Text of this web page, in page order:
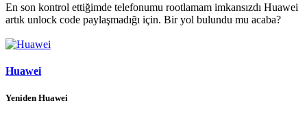
En son kontrol ettiğimde telefonumu rootlamam imkansızdı Huawei
artık unlock code paylaşmadığı için. Bir yol bulundu mu acaba?
Huawei
Yeniden Huawei